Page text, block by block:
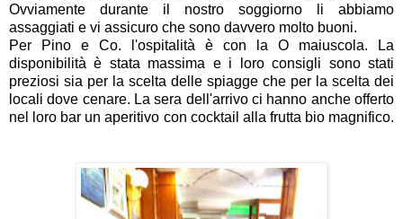
Ovviamente durante il nostro soggiorno li abbiamo
assaggiati e vi assicuro che sono davvero molto buoni.
Per Pino e Co. l'ospitalità è con la O maiuscola. La
disponibilità è stata massima e i loro consigli sono stati
preziosi sia per la scelta delle spiagge che per la scelta dei
locali dove cenare. La sera dell'arrivo ci hanno anche offerto
nel loro bar un aperitivo con cocktail alla frutta bio magnifico.